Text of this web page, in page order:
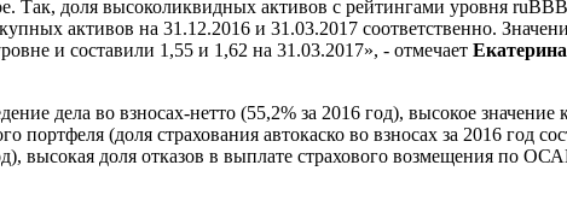
Так, доля высоколиквидных активов с рейтингами уровня
активов на 31.12.2016 и 31.03.2017 соответственно.
и составили 1,55 и 1,62 на 31.03.2017», - отмечает
дела во взносах-нетто (55,2% за 2016 год), высокое
(доля страхования автокаско во взносах за 2016 год
высокая доля отказов в выплате страхового возмещения по